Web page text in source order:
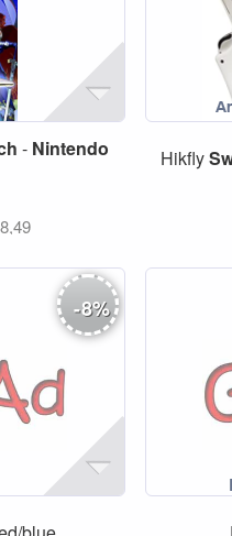
- Nintendo Hikfly
-8%